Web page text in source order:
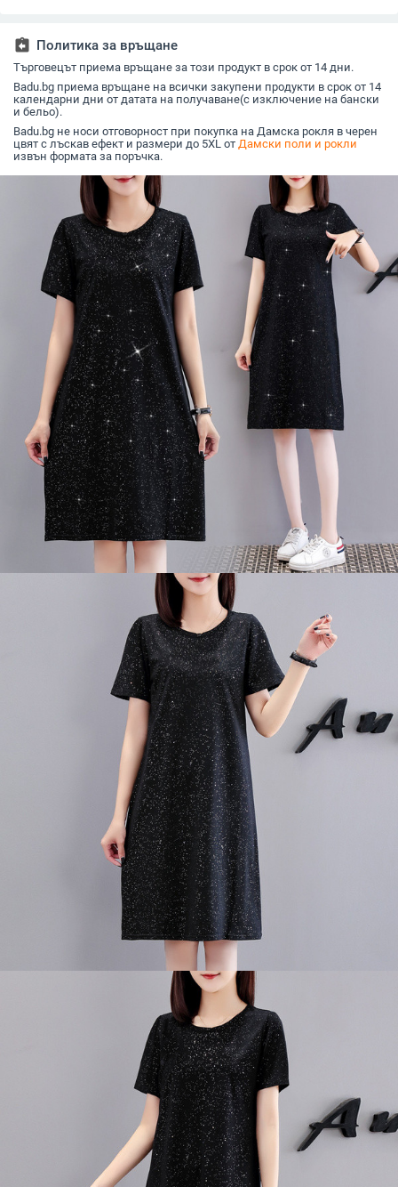
талия и
рокля
assignment_return Политика за връщане
Търговецът приема връщане за този продукт в срок от 14 дни.
Badu.bg приема връщане на всички закупени продукти в срок от 14
календарни дни от датата на получаване(с изключение на бански
и бельо).
Badu.bg не носи отговорност при покупка на Дамска рокля в черен
цвят с лъскав ефект и размери до 5XL от Дамски поли и рокли
извън формата за поръчка.